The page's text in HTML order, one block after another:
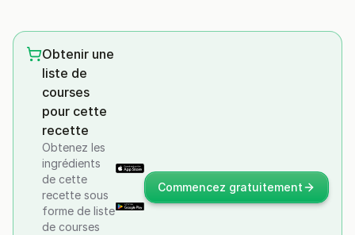
Obtenir une
liste de
courses
pour cette
recette
Obtenez les
ingrédients
de cette
recette sous
forme de liste
de courses
Commencez gratuitement